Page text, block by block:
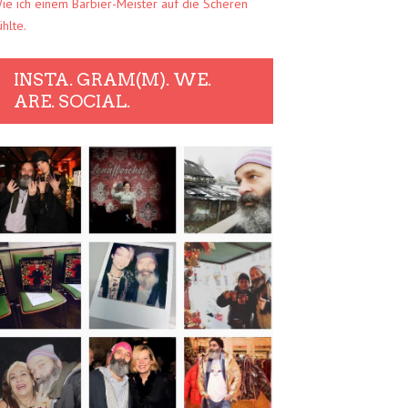
ich einem Barbier-Meister auf die Scheren
INSTA. GRAM(M). WE.
ARE. SOCIAL.